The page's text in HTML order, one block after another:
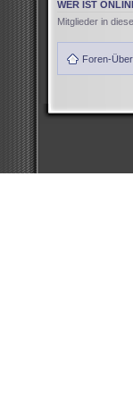
WER IST
Mitglieder in
Foren-